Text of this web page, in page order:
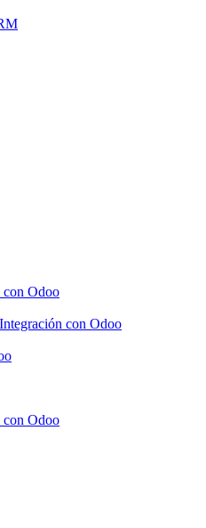
con Odoo
con Odoo
con Odoo